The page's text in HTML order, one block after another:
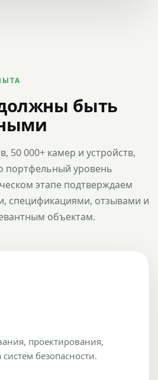
быть
50 000+ камер и устройств,
портфельный уровень
этапе подтверждаем
спецификациями, отзывами и
объектам.
проектирования,
безопасности.